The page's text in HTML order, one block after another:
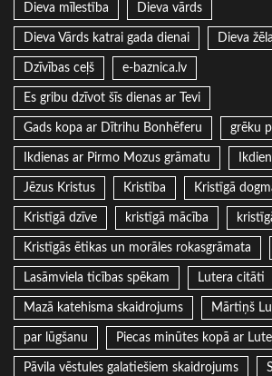
Dieva mīlestība Dieva vārds
Dieva Vārds katrai gada dienai Dieva
Dzīvības ceļš e-baznica.lv
Es gribu dzīvot šīs dienas ar Tevi
Gads kopa ar Dītrihu Bonhēferu grēku
Ikdienas ar Pirmo Mozus grāmatu
Jēzus Kristus Kristība Kristīgā
Kristīgā dzīve kristīgā mācība
Kristīgās ētikas un morāles rokasgrāmata
Lasāmviela ticības spēkam Lutera citāti
Mazā katehisma skaidrojums Mārtiņš
par lūgšanu Piecas minūtes kopā ar
Pāvila vēstules galatiešiem skaidrojums